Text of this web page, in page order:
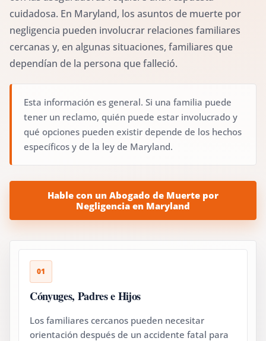
cuidadosa. En Maryland, los asuntos de muerte por
negligencia pueden involucrar relaciones familiares
cercanas y, en algunas situaciones, familiares que
dependían de la persona que falleció.
Esta información es general. Si una familia puede
tener un reclamo, quién puede estar involucrado y
qué opciones pueden existir depende de los hechos
específicos y de la ley de Maryland.
Hable con un Abogado de Muerte por
Negligencia en Maryland
01
Cónyuges, Padres e Hijos
Los familiares cercanos pueden necesitar
orientación después de un accidente fatal para